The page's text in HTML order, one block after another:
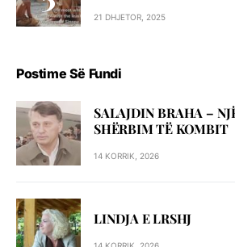
21 DHJETOR, 2025
Postime Së Fundi
SALAJDIN BRAHA –
SHЁRBIM TЁ KOMBIT
14 KORRIK, 2026
LINDJA E LRSHJ